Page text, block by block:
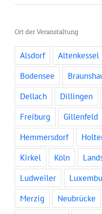
Ort der Veranstaltung
Alsdorf Altenkessel
Bodensee
Dellach
Dillingen
Freiburg
Gillenfeld
Hemmersdorf
Kirkel
Köln
Ludweiler
Merzig
Neubrücke